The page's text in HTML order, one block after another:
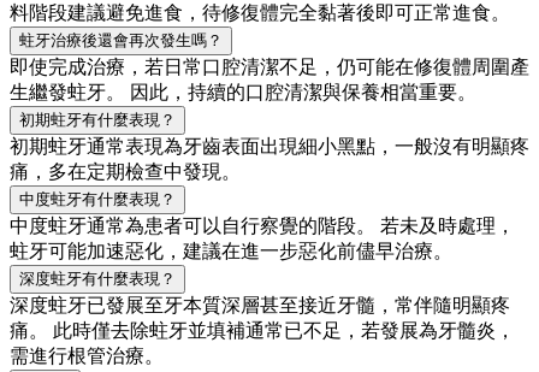
料階段建議避免進食，待修復體完全黏著後即可正常進食。
蛀牙治療後還會再次發生嗎？
即使完成治療，若日常口腔清潔不足，仍可能在修復體周圍產
生繼發蛀牙。 因此，持續的口腔清潔與保養相當重要。
初期蛀牙有什麼表現？
初期蛀牙通常表現為牙齒表面出現細小黑點，一般沒有明顯疼
痛，多在定期檢查中發現。
中度蛀牙有什麼表現？
中度蛀牙通常為患者可以自行察覺的階段。 若未及時處理，
蛀牙可能加速惡化，建議在進一步惡化前儘早治療。
深度蛀牙有什麼表現？
深度蛀牙已發展至牙本質深層甚至接近牙髓，常伴隨明顯疼
痛。 此時僅去除蛀牙並填補通常已不足，若發展為牙髓炎，
需進行根管治療。